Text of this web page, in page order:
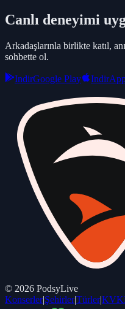
Canlı deneyimi
Arkadaşlarınla birlikte katıl,
sohbette ol.
IndirGoogle Play Indir
© 2026 PodsyLive
Konserler|Şehirler|Türler|